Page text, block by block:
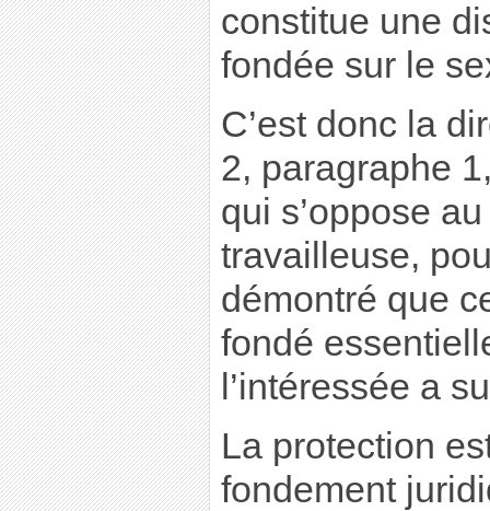
constitue une
fondée sur le
C’est donc la
2, paragraphe
qui s’oppose
travailleuse,
démontré que
fondé
l’intéressée a
La protection
fondement